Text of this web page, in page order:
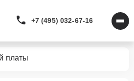
+7 (495) 032-67-16
платы